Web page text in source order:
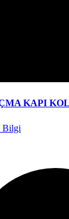
KAPI
Bilgi